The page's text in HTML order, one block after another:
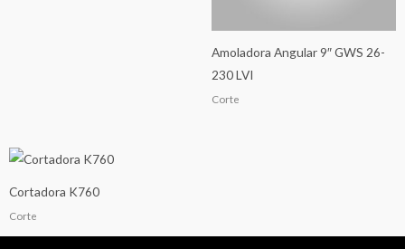
Amoladora Angular 9″ GWS 26-
230 LVI
Corte
Cortadora K760
Corte